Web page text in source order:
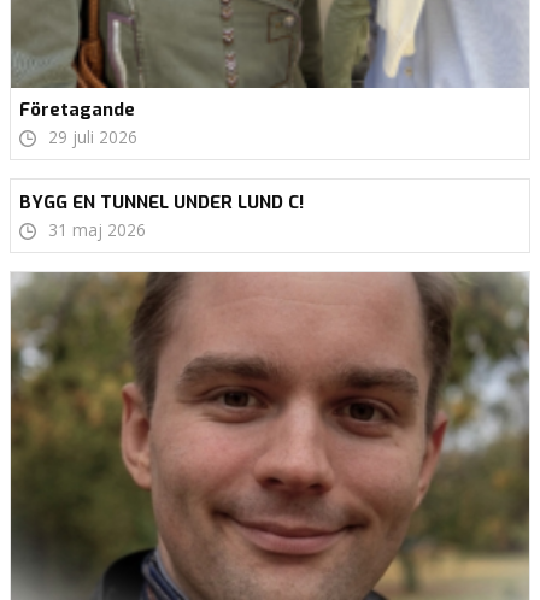
Företagande
29 juli 2026
BYGG EN TUNNEL UNDER LUND C!
31 maj 2026